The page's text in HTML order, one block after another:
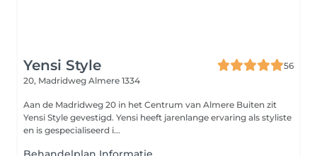
Yensi Style
56
20, Madridweg Almere 1334
Aan de Madridweg 20 in het Centrum van Almere Buiten zit
Yensi Style gevestigd. Yensi heeft jarenlange ervaring als styliste
en is gespecialiseerd i...